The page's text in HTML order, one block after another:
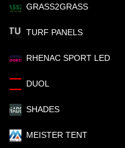
VAŠA OTÁZKA K PRODUKTU
Odoslať
GRASS2GRASS
TURF PANELS
RHENAC SPORT LED
DUOL
SHADES
MEISTER TENT